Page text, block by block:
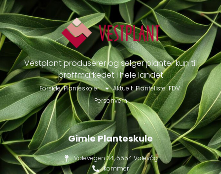
Vestplant produserer og selger planter kun til
proffmarkedet i hele landet
Forside Planteskoler Aktuelt Planteliste FDV
Personvern
Gimle Planteskule
Valevegen 34, 5554 Valevåg
kommer